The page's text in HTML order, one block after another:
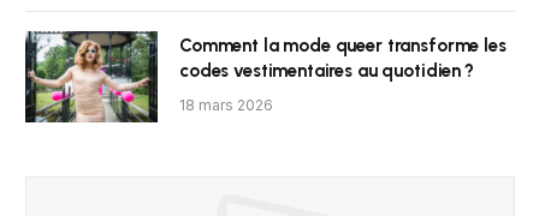
Comment la mode queer transforme les
codes vestimentaires au quotidien ?
18 mars 2026